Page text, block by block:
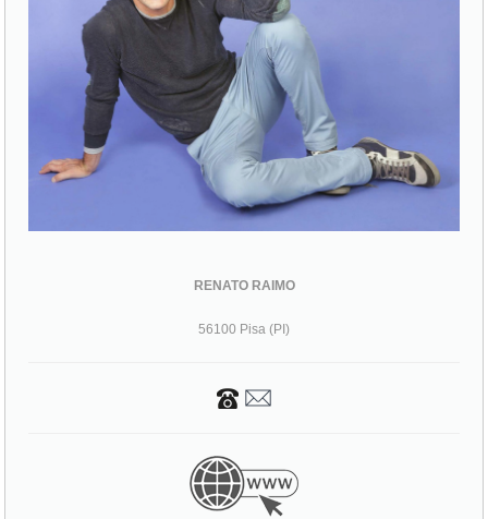
RENATO RAIMO
56100 Pisa (PI)